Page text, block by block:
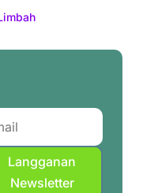
a
l
e
Langganan
Newsletter